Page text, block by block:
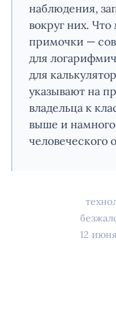
наблюдения,
вокруг них.
примочки —
для
для
указывают на
владельца к
выше и
человеческого
12